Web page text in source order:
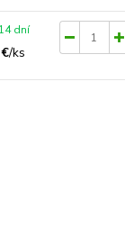
/ks
dní